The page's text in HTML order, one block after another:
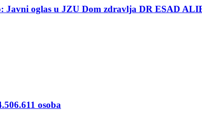
Javni oglas u JZU Dom zdravlja DR ESAD
osoba